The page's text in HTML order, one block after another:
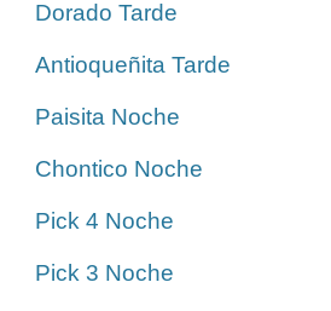
Dorado Tarde
Antioqueñita Tarde
Paisita Noche
Chontico Noche
Pick 4 Noche
Pick 3 Noche